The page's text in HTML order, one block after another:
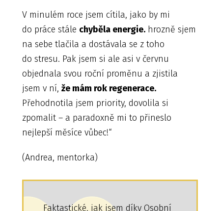
V minulém roce jsem cítila, jako by mi
do práce stále chyběla energie.hrozně sjem
na sebe tlačila a dostávala se z toho
do stresu. Pak jsem si ale asi v červnu
objednala svou roční proměnu a zjistila
jsem v ní, že mám rok regenerace.
Přehodnotila jsem priority, dovolila si
zpomalit – a paradoxně mi to přineslo
nejlepší měsíce vůbec!“
(Andrea, mentorka)
Faktastické, jak jsem díky Osobní